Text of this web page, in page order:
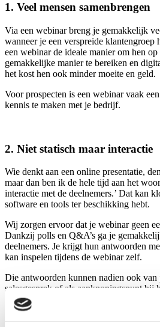
1. Veel mensen samenbrengen
Via een webinar breng je gemakkelijk
wanneer je een verspreide klantengroep
een webinar de ideale manier om hen
gemakkelijke manier te bereiken en
het kost hen ook minder moeite en geld.
Voor prospecten is een webinar vaak
kennis te maken met je bedrijf.
2. Niet statisch maar interactie
Wie denkt aan een online presentatie,
maar dan ben ik de hele tijd aan het
interactie met de deelnemers.’ Dat kan
software en tools ter beschikking hebt.
Wij zorgen ervoor dat je webinar geen
Dankzij polls en Q&A’s ga je
deelnemers. Je krijgt hun antwoorden
kan inspelen tijdens de webinar zelf.
Die antwoorden kunnen nadien ook van
salesgesprek of als aanknopingspunt bij
met je klant.